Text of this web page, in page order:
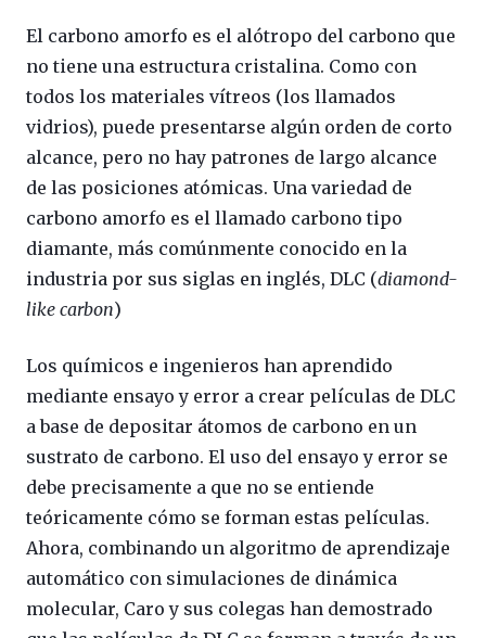
El carbono amorfo es el alótropo del carbono que
no tiene una estructura cristalina. Como con
todos los materiales vítreos (los llamados
vidrios), puede presentarse algún orden de corto
alcance, pero no hay patrones de largo alcance
de las posiciones atómicas. Una variedad de
carbono amorfo es el llamado carbono tipo
diamante, más comúnmente conocido en la
industria por sus siglas en inglés, DLC (diamond-
like carbon)
Los químicos e ingenieros han aprendido
mediante ensayo y error a crear películas de DLC
a base de depositar átomos de carbono en un
sustrato de carbono. El uso del ensayo y error se
debe precisamente a que no se entiende
teóricamente cómo se forman estas películas.
Ahora, combinando un algoritmo de aprendizaje
automático con simulaciones de dinámica
molecular, Caro y sus colegas han demostrado